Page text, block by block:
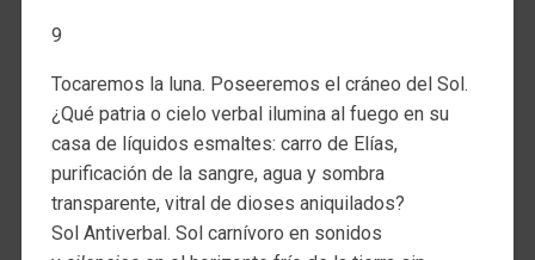
9
Tocaremos la luna. Poseeremos el cráneo del Sol.
¿Qué patria o cielo verbal ilumina al fuego en su
casa de líquidos esmaltes: carro de Elías,
purificación de la sangre, agua y sombra
transparente, vitral de dioses aniquilados?
Sol Antiverbal. Sol carnívoro en sonidos